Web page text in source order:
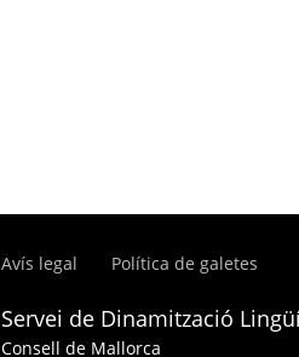
Avís legal Política de galetes
Servei de Dinamització
Consell de Mallorca